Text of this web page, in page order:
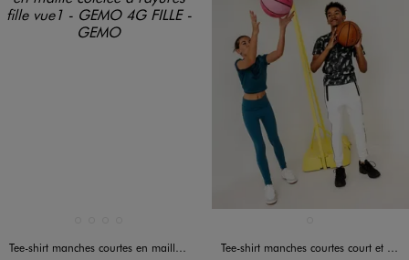
Tee-shirt manches courtes en maille côtelée à rayures fille Tee-shirt manches courtes court et moulant fille